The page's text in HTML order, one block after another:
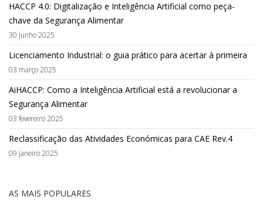
HACCP 4.0: Digitalização e Inteligência Artificial como peça-
chave da Segurança Alimentar
30 junho 2025
Licenciamento Industrial: o guia prático para acertar à primeira
03 março 2025
AiHACCP: Como a Inteligência Artificial está a revolucionar a
Segurança Alimentar
03 fevereiro 2025
Reclassificação das Atividades Económicas para CAE Rev.4
09 janeiro 2025
AS MAIS POPULARES